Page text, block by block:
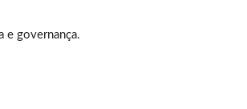
e governança.